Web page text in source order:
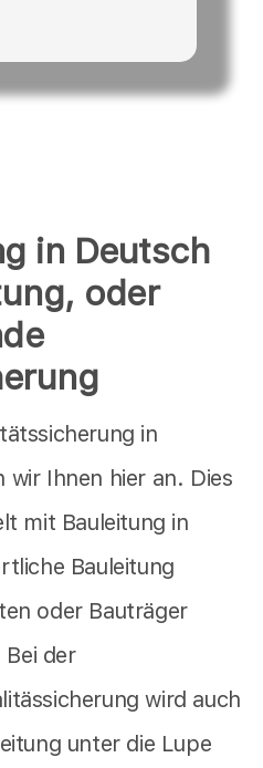
in Deutsch
oder
in
wir Ihnen hier an. Dies
mit Bauleitung in
Bauleitung
oder Bauträger
der
wird auch
unter die Lupe